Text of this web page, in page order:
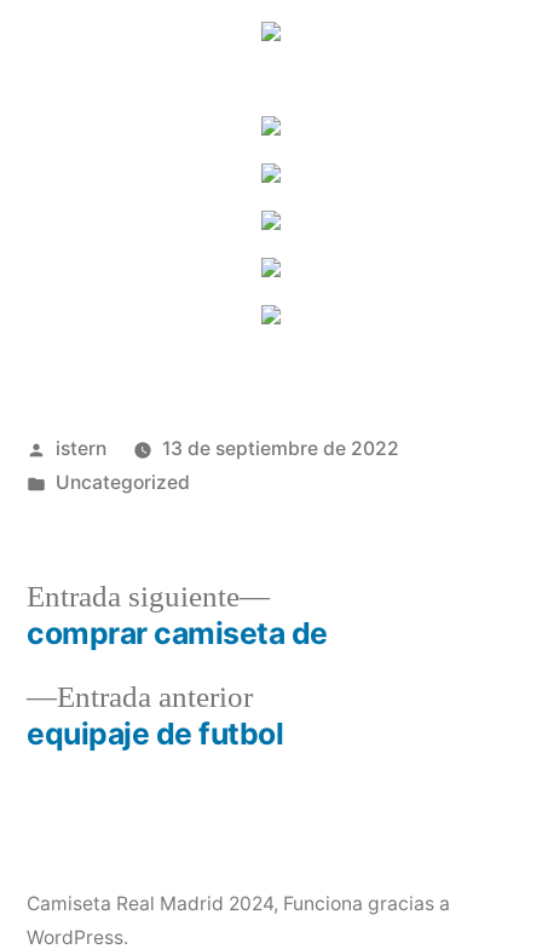
Publicado
por
istern
13 de septiembre de 2022
Publicado
Uncategorized
Navegación
de
entradas
Entrada anteriorEntrada
anterior:
equipaje de futbol
Entrada siguiente
Entrada
siguiente:
comprar camiseta de
Camiseta Real Madrid 2024, Funciona gracias a
WordPress.